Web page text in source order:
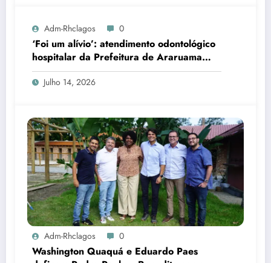
Adm-Rhclagos 0
‘Foi um alívio’: atendimento odontológico
hospitalar da Prefeitura de Araruama
transforma rotina de famílias atípicas
Julho 14, 2026
Adm-Rhclagos 0
Washington Quaquá e Eduardo Paes